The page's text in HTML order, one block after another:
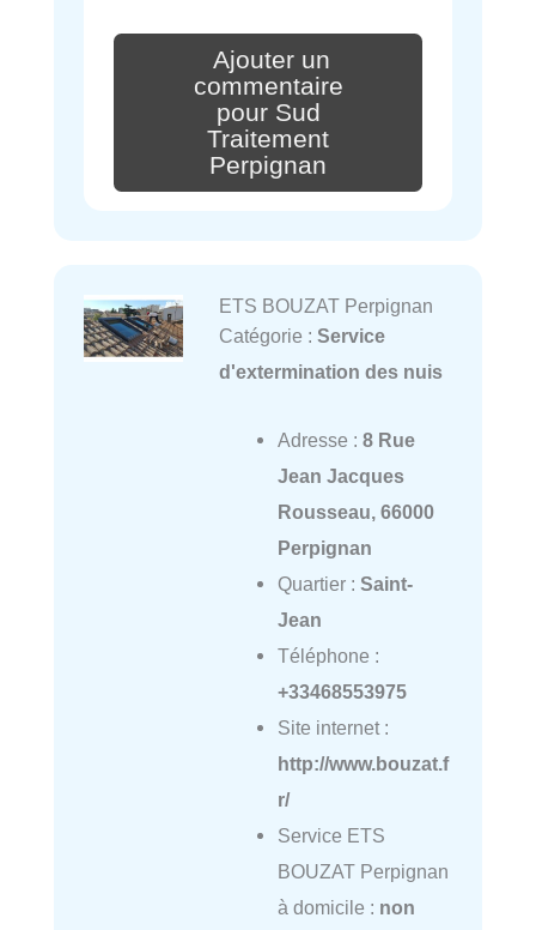
Ajouter un
commentaire
pour Sud
Traitement
Perpignan
ETS BOUZAT Perpignan
Catégorie : Service
d'extermination des nuis
Adresse : 8 Rue
Jean Jacques
Rousseau, 66000
Perpignan
Quartier : Saint-
Jean
Téléphone :
+33468553975
Site internet :
http://www.bouzat.f
r/
Service ETS
BOUZAT Perpignan
à domicile : non